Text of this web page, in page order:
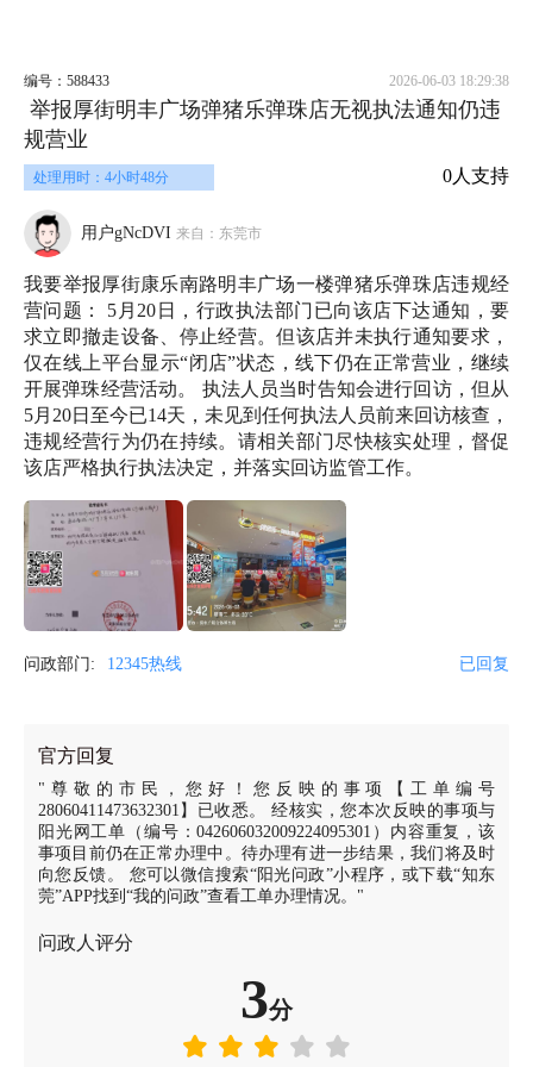
编号：588433 2026-06-03 18:29:38
举报厚街明丰广场弹猪乐弹珠店无视执法通知仍违
规营业
处理用时：4小时48分 0人支持
用户gNcDVI 来自：东莞市
我要举报厚街康乐南路明丰广场一楼弹猪乐弹珠店违规经
营问题： 5月20日，行政执法部门已向该店下达通知，要
求立即撤走设备、停止经营。但该店并未执行通知要求，
仅在线上平台显示“闭店”状态，线下仍在正常营业，继续
开展弹珠经营活动。 执法人员当时告知会进行回访，但从
5月20日至今已14天，未见到任何执法人员前来回访核查，
违规经营行为仍在持续。请相关部门尽快核实处理，督促
该店严格执行执法决定，并落实回访监管工作。
问政部门: 12345热线 已回复
官方回复
"尊敬的市民，您好！您反映的事项【工单编号
28060411473632301】已收悉。 经核实，您本次反映的事项与
阳光网工单（编号：042606032009224095301）内容重复，该
事项目前仍在正常办理中。待办理有进一步结果，我们将及时
向您反馈。 您可以微信搜索“阳光问政”小程序，或下载“知东
莞”APP找到“我的问政”查看工单办理情况。"
问政人评分
3分